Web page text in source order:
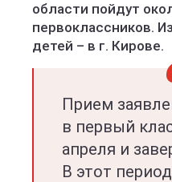
области пойдут
первоклассников.
детей – в г. Кирове.
Прием
в первый
апреля и
В этот